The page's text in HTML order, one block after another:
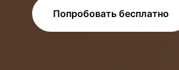
Попробовать бесплатно